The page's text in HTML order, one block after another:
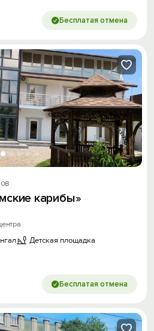
Бесплатая отмена
карибы»
Детская площадка
Бесплатая отмена